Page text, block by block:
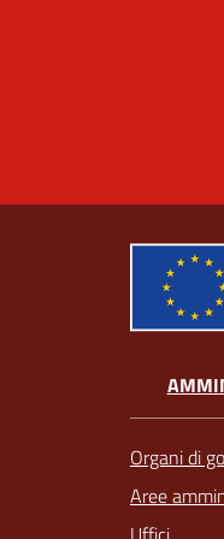
Organi di
Aree